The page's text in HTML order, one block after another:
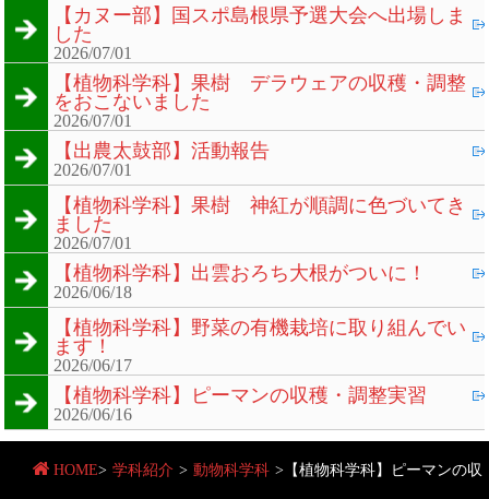
【カヌー部】国スポ島根県予選大会へ出場しま
した
2026/07/01
【植物科学科】果樹 デラウェアの収穫・調整
をおこないました
2026/07/01
【出農太鼓部】活動報告
2026/07/01
【植物科学科】果樹 神紅が順調に色づいてき
ました
2026/07/01
【植物科学科】出雲おろち大根がついに！
2026/06/18
【植物科学科】野菜の有機栽培に取り組んでい
ます！
2026/06/17
【植物科学科】ピーマンの収穫・調整実習
2026/06/16
HOME> 学科紹介 > 動物科学科 > 【植物科学科】ピーマンの収